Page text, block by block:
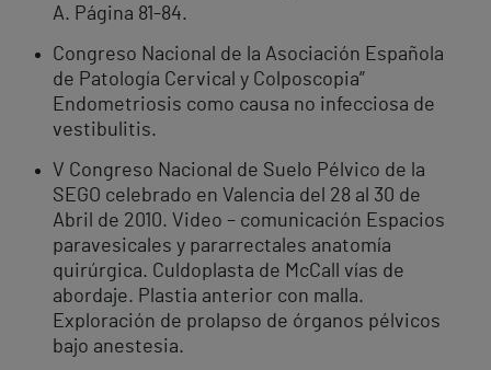
A. Página 81-84.
Congreso Nacional de la Asociación Española
de Patología Cervical y Colposcopia”
Endometriosis como causa no infecciosa de
vestibulitis.
V Congreso Nacional de Suelo Pélvico de la
SEGO celebrado en Valencia del 28 al 30 de
Abril de 2010. Video – comunicación Espacios
paravesicales y pararrectales anatomía
quirúrgica. Culdoplasta de McCall vías de
abordaje. Plastia anterior con malla.
Exploración de prolapso de órganos pélvicos
bajo anestesia.